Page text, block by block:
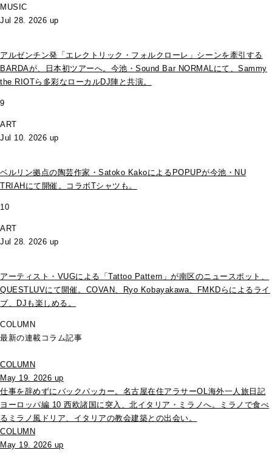
MUSIC
Jul 28. 2026 up
アルゼンチン発「エレクトリック・フォルクローレ」シーンを牽引する
BARDAが、日本初ツアーへ。今池・Sound Bar NORMALにて、Sammy
the RIOTら多彩なローカルDJ陣と共演。
9
ART
Jul 10. 2026 up
ベルリン拠点の陶芸作家・Satoko KakoによるPOPUPが今池・NU
TRIAHにて開催。コラボTシャツも。
10
ART
Jul 28. 2026 up
アーティスト・VUGによる「Tattoo Pattern」が南区のニュースポット、
QUESTLUVにて開催。COVAN、Ryo Kobayakawa、FMKDらによるライ
ブ、DJも楽しめる。
COLUMN
最新の連載コラム記事
COLUMN
May 19. 2026 up
仕事を辞めずにバックパッカー。名古屋在住アラサーOL海外一人旅日記
ヨーロッパ編 10 西欧諸国に突入、北イタリア・ミラノへ。ミラノで食べ
るミラノ風ドリア、イタリアの教会建築との出会い。
COLUMN
May 19. 2026 up